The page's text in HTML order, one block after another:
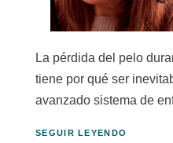
La pérdida del pelo
tiene por qué ser
avanzado sistema de
SEGUIR LEYENDO